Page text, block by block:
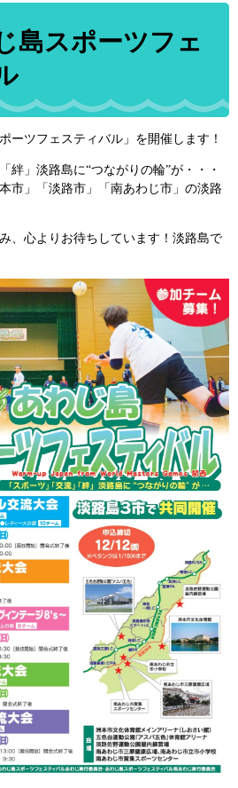
島スポーツフェ
ーツフェスティバル」を開催します！
絆」淡路島に“つながりの輪”が・・・
市」「淡路市」「南あわじ市」の淡路
、心よりお待ちしています！淡路島で